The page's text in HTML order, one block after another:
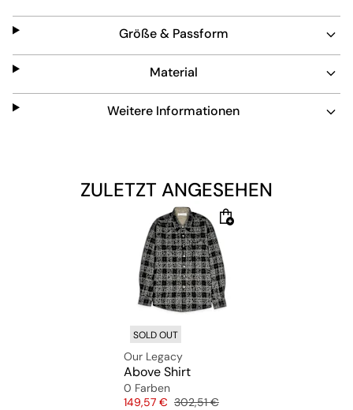
passend für verschiedene Anlässe.
Größe & Passform
Material
Weitere Informationen
ZULETZT ANGESEHEN
SOLD OUT
Our Legacy
Above Shirt
0 Farben
Preis
149,57 € Originalpreis
302,51 €